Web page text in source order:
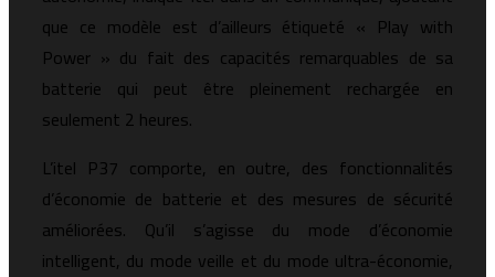
que ce modèle est d’ailleurs étiqueté « Play with
Power » du fait des capacités remarquables de sa
batterie qui peut être pleinement rechargée en
seulement 2 heures.
L’itel P37 comporte, en outre, des fonctionnalités
d’économie de batterie et des mesures de sécurité
améliorées. Qu’il s’agisse du mode d’économie
intelligent, du mode veille et du mode ultra-économie,